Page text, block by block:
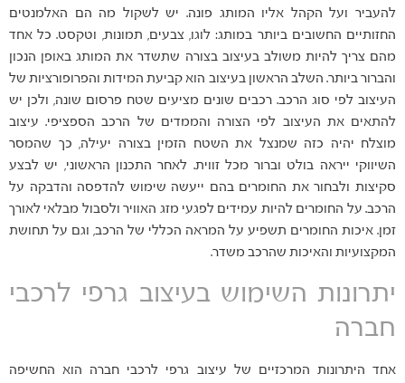
להעביר ועל הקהל אליו המותג פונה. יש לשקול מה הם האלמנטים
החזותיים החשובים ביותר במותג: לוגו, צבעים, תמונות, וטקסט. כל אחד
מהם צריך להיות משולב בעיצוב בצורה שתשדר את המותג באופן הנכון
והברור ביותר. השלב הראשון בעיצוב הוא קביעת המידות והפרופורציות של
העיצוב לפי סוג הרכב. רכבים שונים מציעים שטח פרסום שונה, ולכן יש
להתאים את העיצוב לפי הצורה והממדים של הרכב הספציפי. עיצוב
מוצלח יהיה כזה שמנצל את השטח הזמין בצורה יעילה, כך שהמסר
השיווקי ייראה בולט וברור מכל זווית. לאחר התכנון הראשוני, יש לבצע
סקיצות ולבחור את החומרים בהם ייעשה שימוש להדפסה והדבקה על
הרכב. על החומרים להיות עמידים לפגעי מזג האוויר ולסבול מבלאי לאורך
זמן. איכות החומרים תשפיע על המראה הכללי של הרכב, וגם על תחושת
המקצועיות והאיכות שהרכב משדר.
יתרונות השימוש בעיצוב גרפי לרכבי
חברה
אחד היתרונות המרכזיים של עיצוב גרפי לרכבי חברה הוא החשיפה